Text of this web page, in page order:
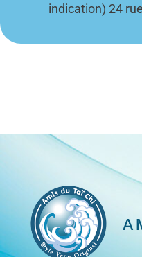
indication) 24